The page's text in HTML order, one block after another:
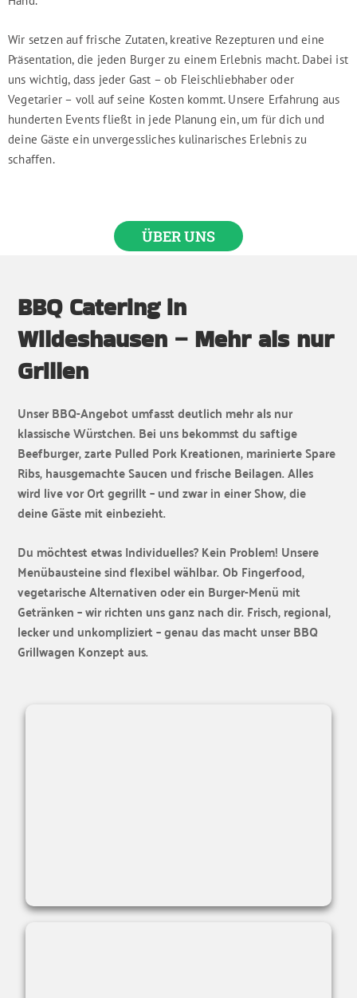
Wir setzen auf frische Zutaten, kreative Rezepturen und eine
Präsentation, die jeden Burger zu einem Erlebnis macht. Dabei ist
uns wichtig, dass jeder Gast – ob Fleischliebhaber oder
Vegetarier – voll auf seine Kosten kommt. Unsere Erfahrung aus
hunderten Events fließt in jede Planung ein, um für dich und
deine Gäste ein unvergessliches kulinarisches Erlebnis zu
schaffen.
ÜBER UNS
BBQ Catering in
Wildeshausen – Mehr als nur
Grillen
Unser BBQ-Angebot umfasst deutlich mehr als nur
klassische Würstchen. Bei uns bekommst du saftige
Beefburger, zarte Pulled Pork Kreationen, marinierte Spare
Ribs, hausgemachte Saucen und frische Beilagen. Alles
wird live vor Ort gegrillt – und zwar in einer Show, die
deine Gäste mit einbezieht.
Du möchtest etwas Individuelles? Kein Problem! Unsere
Menübausteine sind flexibel wählbar. Ob Fingerfood,
vegetarische Alternativen oder ein Burger-Menü mit
Getränken – wir richten uns ganz nach dir. Frisch, regional,
lecker und unkompliziert – genau das macht unser BBQ
Grillwagen Konzept aus.